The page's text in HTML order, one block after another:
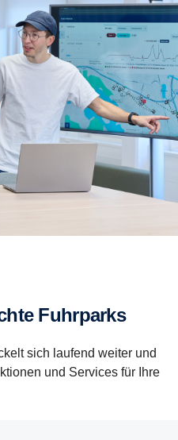
Fuhrparks
sich laufend weiter und
und Services für Ihre